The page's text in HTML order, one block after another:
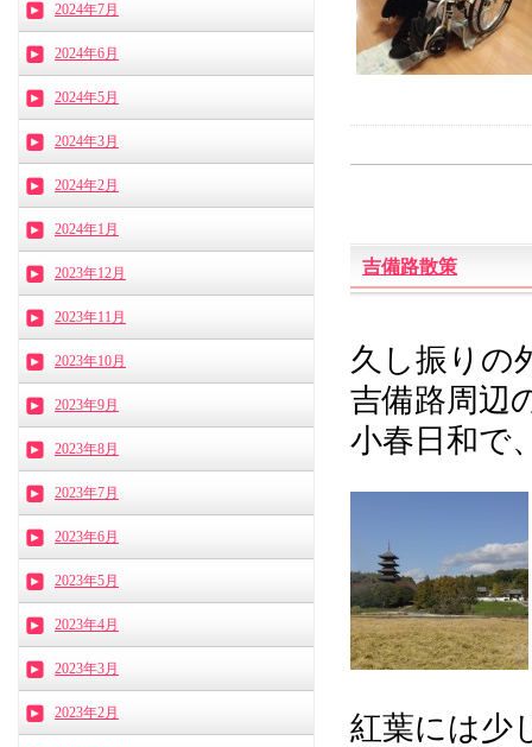
吉備路散策
久し振りの
吉備路周辺
小春日和で
紅葉には少
2024年7月
2024年6月
2024年5月
2024年3月
2024年2月
2024年1月
2023年12月
2023年11月
2023年10月
2023年9月
2023年8月
2023年7月
2023年6月
2023年5月
2023年4月
2023年3月
2023年2月